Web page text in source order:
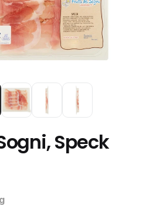
Speck